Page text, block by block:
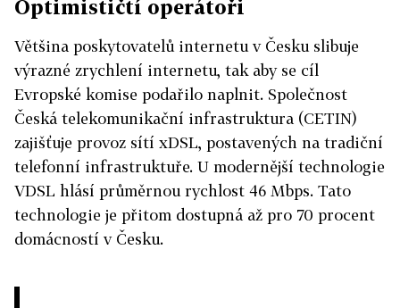
Optimističtí operátoři
Většina poskytovatelů internetu v Česku slibuje
výrazné zrychlení internetu, tak aby se cíl
Evropské komise podařilo naplnit. Společnost
Česká telekomunikační infrastruktura (CETIN)
zajišťuje provoz sítí xDSL, postavených na tradiční
telefonní infrastruktuře. U modernější technologie
VDSL hlásí průměrnou rychlost 46 Mbps. Tato
technologie je přitom dostupná až pro 70 procent
domácností v Česku.